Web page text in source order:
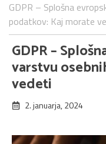
GDPR – Splošna
podatkov: Kaj morate
GDPR –
varstvu
vedeti
2. januarja, 2024